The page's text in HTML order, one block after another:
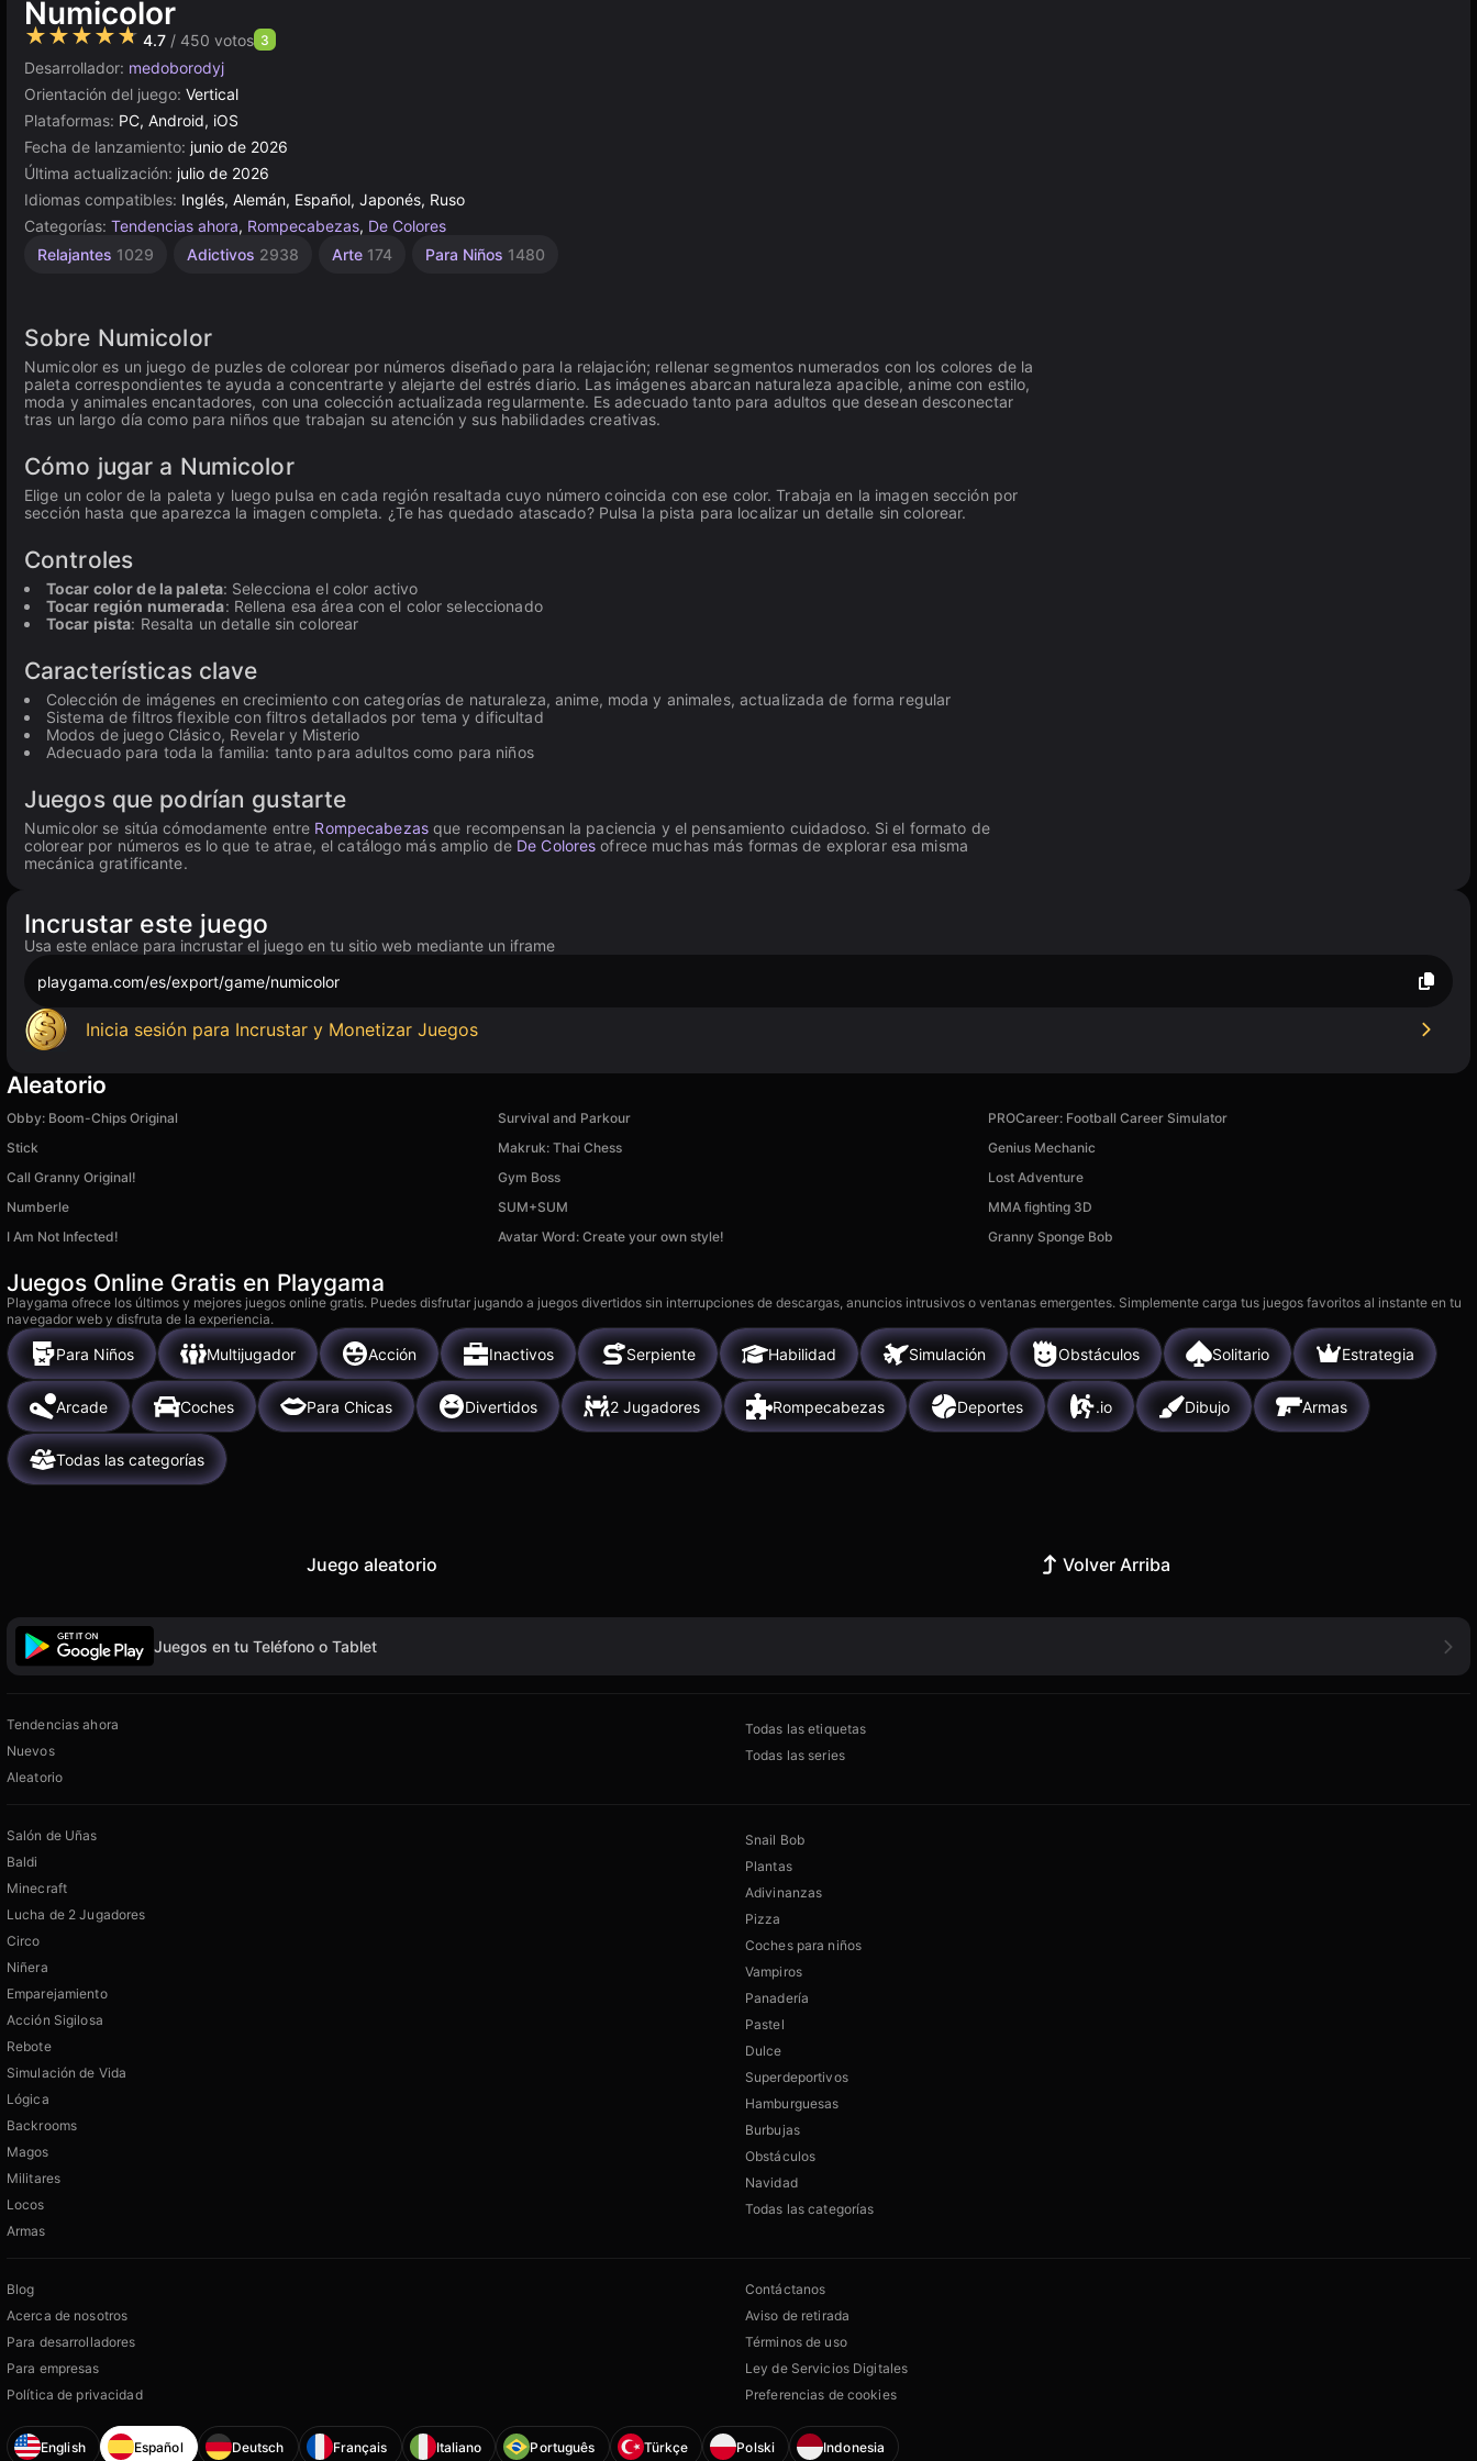
Numicolor
★★★★★ 4.7 / 450 votos 3
Desarrollador: medoborodyj
Orientación del juego: Vertical
Plataformas: PC, Android, iOS
Fecha de lanzamiento: junio de 2026
Última actualización: julio de 2026
Idiomas compatibles: Inglés, Alemán, Español, Japonés, Ruso
Categorías: Tendencias ahora, Rompecabezas, De Colores
Relajantes 1029 Adictivos 2938 Arte 174 Para Niños 1480
Sobre Numicolor
Numicolor es un juego de puzles de colorear por números diseñado para la relajación; rellenar segmentos numerados con los colores de la
paleta correspondientes te ayuda a concentrarte y alejarte del estrés diario. Las imágenes abarcan naturaleza apacible, anime con estilo,
moda y animales encantadores, con una colección actualizada regularmente. Es adecuado tanto para adultos que desean desconectar
tras un largo día como para niños que trabajan su atención y sus habilidades creativas.
Cómo jugar a Numicolor
Elige un color de la paleta y luego pulsa en cada región resaltada cuyo número coincida con ese color. Trabaja en la imagen sección por
sección hasta que aparezca la imagen completa. ¿Te has quedado atascado? Pulsa la pista para localizar un detalle sin colorear.
Controles
Tocar color de la paleta: Selecciona el color activo
Tocar región numerada: Rellena esa área con el color seleccionado
Tocar pista: Resalta un detalle sin colorear
Características clave
Colección de imágenes en crecimiento con categorías de naturaleza, anime, moda y animales, actualizada de forma regular
Sistema de filtros flexible con filtros detallados por tema y dificultad
Modos de juego Clásico, Revelar y Misterio
Adecuado para toda la familia: tanto para adultos como para niños
Juegos que podrían gustarte
Numicolor se sitúa cómodamente entre Rompecabezasque recompensan la paciencia y el pensamiento cuidadoso. Si el formato de
colorear por números es lo que te atrae, el catálogo más amplio de De Colores ofrece muchas más formas de explorar esa misma
mecánica gratificante.
Incrustar este juego
Usa este enlace para incrustar el juego en tu sitio web mediante un iframe
playgama.com/es/export/game/numicolor
Inicia sesión para Incrustar y Monetizar Juegos
Aleatorio
Obby: Boom-Chips Original Survival and Parkour
PROCareer: Football Career Simulator
Stick
Makruk: Thai Chess
Genius Mechanic
Call Granny Original!
Gym Boss
Lost Adventure
Numberle
SUM+SUM
MMA fighting 3D
I Am Not Infected!
Avatar Word: Create your own style! Granny Sponge Bob
Juegos Online Gratis en Playgama
Playgama ofrece los últimos y mejores juegos online gratis. Puedes disfrutar jugando a juegos divertidos sin interrupciones de descargas, anuncios intrusivos o ventanas emergentes. Simplemente carga tus juegos favoritos al instante en tu
navegador web y disfruta de la experiencia.
Para Niños Multijugador Acción Inactivos Serpiente Habilidad Simulación Obstáculos Solitario Estrategia
Arcade Coches Para Chicas Divertidos 2 Jugadores Rompecabezas Deportes .io Dibujo Armas
Todas las categorías
Juego aleatorio Volver Arriba
Juegos en tu Teléfono o Tablet
Tendencias ahora
Nuevos
Aleatorio
Todas las etiquetas
Todas las series
Salón de Uñas
Baldi
Minecraft
Lucha de 2 Jugadores
Circo
Niñera
Emparejamiento
Acción Sigilosa
Rebote
Simulación de Vida
Lógica
Backrooms
Magos
Militares
Locos
Armas
Snail Bob
Plantas
Adivinanzas
Pizza
Coches para niños
Vampiros
Panadería
Pastel
Dulce
Superdeportivos
Hamburguesas
Burbujas
Obstáculos
Navidad
Todas las categorías
Blog
Acerca de nosotros
Para desarrolladores
Para empresas
Política de privacidad
Contáctanos
Aviso de retirada
Términos de uso
Ley de Servicios Digitales
Preferencias de cookies
English Español Deutsch Français Italiano Português Türkçe Polski Indonesia